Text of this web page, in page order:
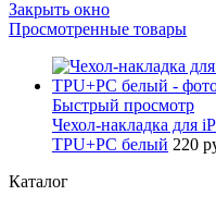
Закрыть окно
Просмотренные товары
Быстрый просмотр
Чехол-накладка для
TPU+PC белый 220
Каталог